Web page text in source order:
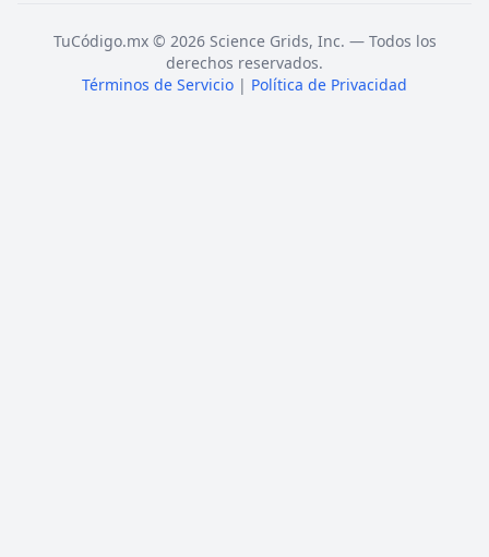
TuCódigo.mx © 2026 Science Grids, Inc. — Todos los
derechos reservados.
Términos de Servicio | Política de Privacidad